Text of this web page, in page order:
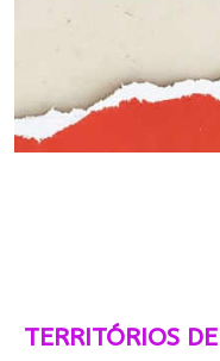
TERRITÓRIOS